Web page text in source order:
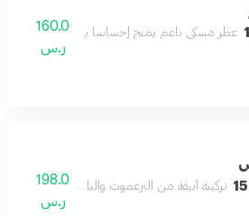
عطر مسكي ناعم يمنح إحساساً بالنظافة160.0
ر.س
150 تركيبة أنيقة من البرغموت والياسمين تنتهي
198.0
ر.س